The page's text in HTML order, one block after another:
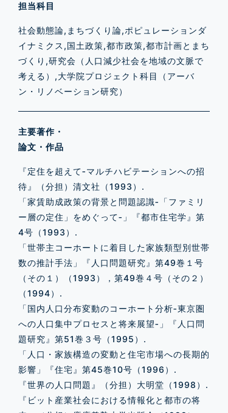
担当科目
社会動態論,まちづくり論,ポピュレーションダ
イナミクス,国土政策,都市政策,都市計画とまち
づくり,研究会（人口減少社会を地域の文脈で
考える）,大学院プロジェクト科目（アーバ
ン・リノベーション研究）
主要著作・
論文・作品
『定住を超えて‐マルチハビテーションへの招
待』（分担）清文社（1993）.
「家賃助成政策の背景と問題認識‐「ファミリ
ー層の定住」をめぐって‐」『都市住宅学』第
4号（1993）.
「世帯主コーホートに着目した家族類型別世帯
数の推計手法」『人口問題研究』第49巻１号
（その１）（1993），第49巻４号（その２）
（1994）.
「国内人口分布変動のコーホート分析‐東京圏
への人口集中プロセスと将来展望‐」『人口問
題研究』第51巻３号（1995）.
「人口・家族構造の変動と住宅市場への長期的
影響」『住宅』第45巻10号（1996）.
『世界の人口問題』（分担）大明堂（1998）.
『ビット産業社会における情報化と都市の将